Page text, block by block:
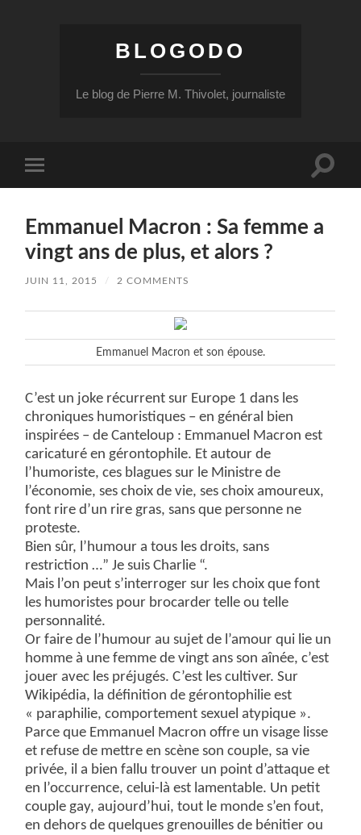
BLOGODO
Le blog de Pierre M. Thivolet, journaliste
mobile
Toggle
Emmanuel Macron : Sa femme a
vingt ans de plus, et alors ?
JUIN 11, 2015 / 2 COMMENTS
Emmanuel Macron et son épouse.
C’est un joke récurrent sur Europe 1 dans les
chroniques humoristiques – en général bien
inspirées – de Canteloup : Emmanuel Macron est
caricaturé en gérontophile. Et autour de
l’humoriste, ces blagues sur le Ministre de
l’économie, ses choix de vie, ses choix amoureux,
font rire d’un rire gras, sans que personne ne
proteste.
Bien sûr, l’humour a tous les droits, sans
restriction …” Je suis Charlie “.
Mais l’on peut s’interroger sur les choix que font
les humoristes pour brocarder telle ou telle
personnalité.
Or faire de l’humour au sujet de l’amour qui lie un
homme à une femme de vingt ans son aînée, c’est
jouer avec les préjugés. C’est les cultiver. Sur
Wikipédia, la définition de gérontophilie est
« paraphilie, comportement sexuel atypique ».
Parce que Emmanuel Macron offre un visage lisse
et refuse de mettre en scène son couple, sa vie
privée, il a bien fallu trouver un point d’attaque et
en l’occurrence, celui-là est lamentable. Un petit
couple gay, aujourd’hui, tout le monde s’en fout,
en dehors de quelques grenouilles de bénitier ou